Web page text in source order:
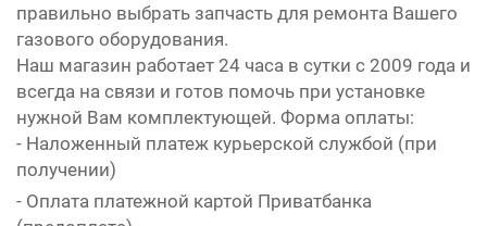
правильно выбрать запчасть для ремонта Вашего
газового оборудования.
Наш магазин работает 24 часа в сутки с 2009 года и
всегда на связи и готов помочь при установке
нужной Вам комплектующей. Форма оплаты:
- Наложенный платеж курьерской службой (при
получении)
- Оплата платежной картой Приватбанка